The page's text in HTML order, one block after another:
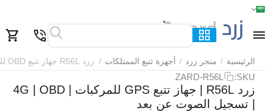
الرئيسية / متجر زرد / أجهزة تتبع الممتلكات / زرد R56L جهاز تتبع OBD للمركبات
SKU:
ZARD-R56L
زرد R56L | جهاز تتبع GPS للمركبات | 4G | OBD
| تسجيل الصوت عن بعد
الرئيسية القائمة بحث السلة قائمة المفضلة